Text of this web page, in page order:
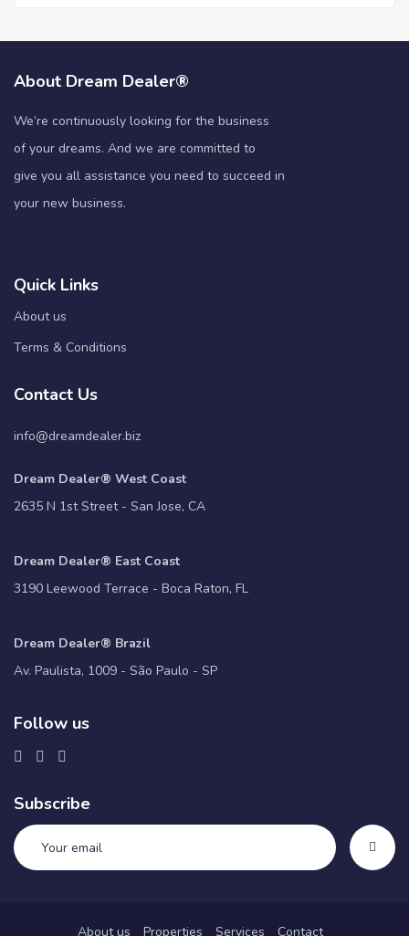
About Dream Dealer®
We’re continuously looking for the business
of your dreams. And we are committed to
give you all assistance you need to succeed in
your new business.
Quick Links
About us
Terms & Conditions
Contact Us
info@dreamdealer.biz
Dream Dealer® West Coast
2635 N 1st Street - San Jose, CA
Dream Dealer® East Coast
3190 Leewood Terrace - Boca Raton, FL
Dream Dealer® Brazil
Av. Paulista, 1009 - São Paulo - SP
Follow us
Subscribe
About us Properties Services Contact